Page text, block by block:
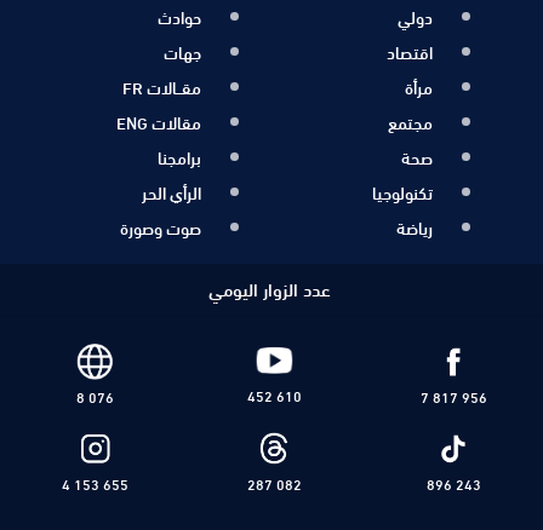
دولي
اقتصاد
مرأة
مجتمع
صحة
تكنولوجيا
رياضة
حوادث
جهات
مقــالات FR
مقالات ENG
برامجنا
الرأي الحر
صوت وصورة
عدد الزوار اليومي
7 817 956
452 610
8 076
896 243
287 082
4 153 655